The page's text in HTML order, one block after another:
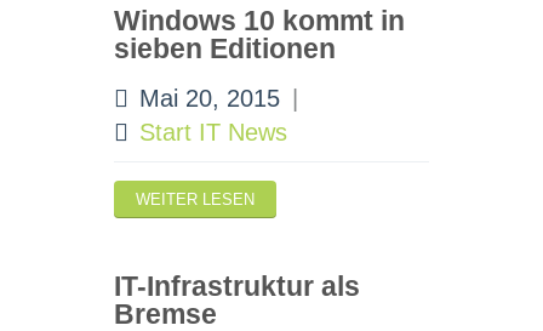
Windows 10 kommt in
sieben Editionen
Mai 20, 2015
Start IT News
WEITER LESEN
IT-Infrastruktur als
Bremse